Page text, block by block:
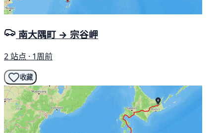
南大隅町 → 宗谷岬
2 站点 · 1周前
收藏